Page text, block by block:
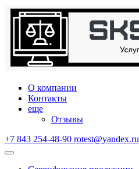
О компании
Контакты
еще
Отзывы
+7 843 254-48-90 rotest@yandex.ru